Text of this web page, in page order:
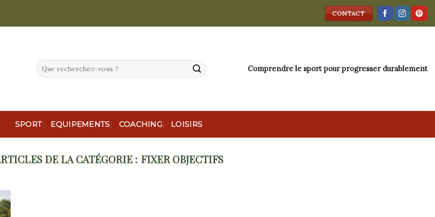
CONTACT
Comprendre le sport pour progresser durablement
SPORT EQUIPEMENTS COACHING LOISIRS
FIXER OBJECTIFS